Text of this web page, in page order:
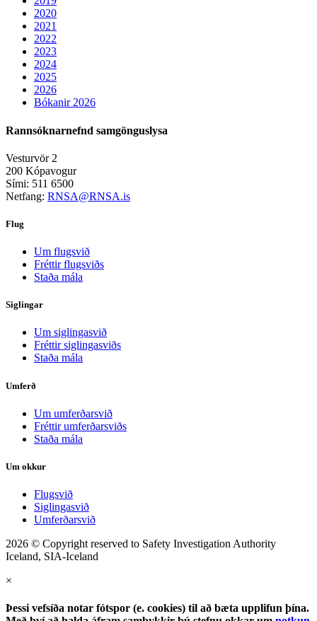
2020
2021
2022
2023
2024
2025
2026
Bókanir 2026
Rannsóknarnefnd samgönguslysa
Vesturvör 2
200 Kópavogur
Sími: 511 6500
Netfang: RNSA@RNSA.is
Flug
Um flugsvið
Fréttir flugsviðs
Staða mála
Siglingar
Um siglingasvið
Fréttir siglingasviðs
Staða mála
Umferð
Um umferðarsvið
Fréttir umferðarsviðs
Staða mála
Um okkur
Flugsvið
Siglingasvið
Umferðarsvið
2026 © Copyright reserved to Safety Investigation Authority
Iceland, SIA-Iceland
×
Þessi vefsíða notar fótspor (e. cookies) til að bæta upplifun þína.